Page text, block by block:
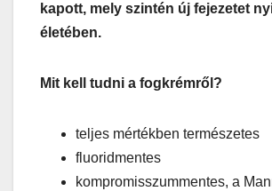
kapott, mely szintén új fejezetet
életében.
Mit kell tudni a fogkrémről?
teljes mértékben természetes
fluoridmentes
kompromisszummentes, a